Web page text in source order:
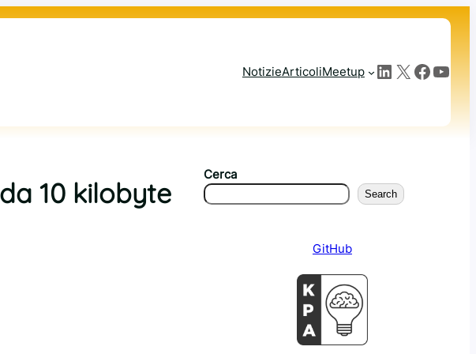
NotizieArticoliMeetup LinkedIn X Facebook YouTube
10 kilobyte
Cerca
Search
GitHub